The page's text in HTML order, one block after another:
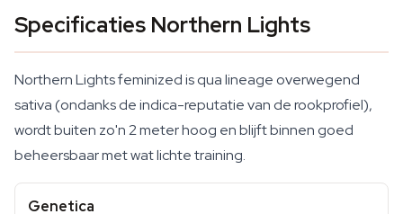
Specificaties Northern Lights
Northern Lights feminized is qua lineage overwegend
sativa (ondanks de indica-reputatie van de rookprofiel),
wordt buiten zo'n 2 meter hoog en blijft binnen goed
beheersbaar met wat lichte training.
Genetica